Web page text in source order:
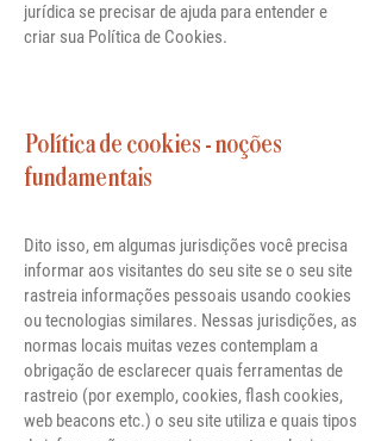
jurídica se precisar de ajuda para entender e
criar sua Política de Cookies.
Política de cookies - noções
fundamentais
Dito isso, em algumas jurisdições você precisa
informar aos visitantes do seu site se o seu site
rastreia informações pessoais usando cookies
ou tecnologias similares. Nessas jurisdições, as
normas locais muitas vezes contemplam a
obrigação de esclarecer quais ferramentas de
rastreio (por exemplo, cookies, flash cookies,
web beacons etc.) o seu site utiliza e quais tipos